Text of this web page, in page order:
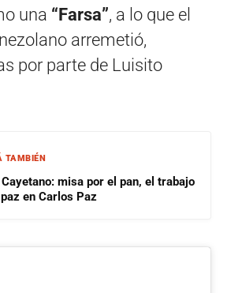
una “Farsa”, a lo que el
arremetió,
por parte de Luisito
TAMBIÉN
Cayetano: misa por el pan, el trabajo
en Carlos Paz